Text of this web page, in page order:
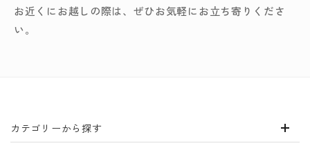
お近くにお越しの際は、ぜひお気軽にお立ち寄りくださ
い。
カテゴリーから探す